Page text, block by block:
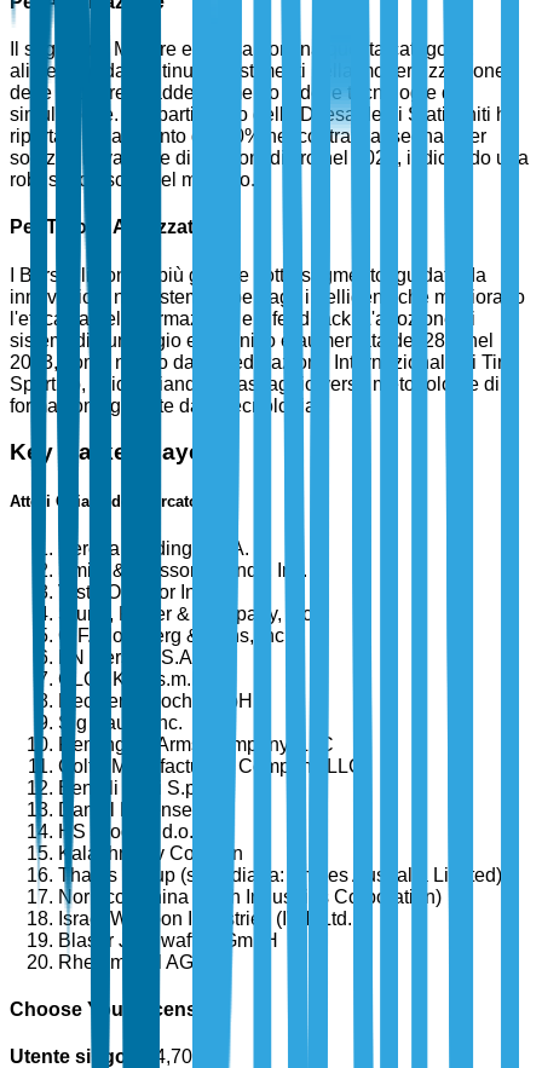
Il segmento Militare e Difesa domina questa categoria,
alimentato da continui investimenti nella modernizzazione
delle strutture di addestramento e delle tecnologie di
simulazione. Il Dipartimento della Difesa degli Stati Uniti ha
riportato un aumento del 20% nei contratti assegnati per
soluzioni avanzate di poligoni di tiro nel 2024, indicando una
robusta crescita del mercato.
Per Tipo di Attrezzatura
I Bersagli sono il più grande sotto-segmento, guidato da
innovazioni nei sistemi di bersagli intelligenti che migliorano
l'efficacia della formazione e il feedback. L'adozione di
sistemi di punteggio elettronico è aumentata del 28% nel
2023, come notato dalla Federazione Internazionale di Tiro
Sportivo, evidenziando il passaggio verso metodologie di
formazione guidate dalla tecnologia.
Key Market Players
Attori Chiave del Mercato
Beretta Holding S.p.A.
Smith & Wesson Brands, Inc.
Vista Outdoor Inc.
Sturm, Ruger & Company, Inc.
O.F. Mossberg & Sons, Inc.
FN Herstal, S.A.
GLOCK Ges.m.b.H.
Heckler & Koch GmbH
Sig Sauer, Inc.
Remington Arms Company, LLC
Colt's Manufacturing Company LLC
Benelli Armi S.p.A.
Daniel Defense, Inc.
HS Produkt d.o.o.
Kalashnikov Concern
Thales Group (sussidiaria: Thales Australia Limited)
Norinco (China North Industries Corporation)
Israel Weapon Industries (IWI) Ltd.
Blaser Jagdwaffen GmbH
Rheinmetall AG
Choose Your License
Utente singolo
4,700